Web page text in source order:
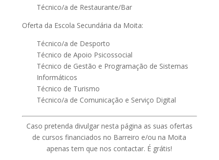
Técnico/a de Restaurante/Bar
Oferta da Escola Secundária da Moita:
Técnico/a de Desporto
Técnico de Apoio Psicossocial
Técnico de Gestão e Programação de Sistemas
Informáticos
Técnico de Turismo
Técnico/a de Comunicação e Serviço Digital
Caso pretenda divulgar nesta página as suas ofertas
de cursos financiados no Barreiro e/ou na Moita
apenas tem que nos contactar. É grátis!